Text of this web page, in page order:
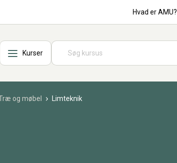
Hvad er AMU?
Kurser
og møbel Limteknik